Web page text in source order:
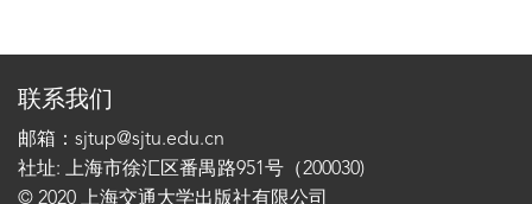
联系我们
邮箱：sjtup@sjtu.edu.cn
社址: 上海市徐汇区番禺路951号（200030)
© 2020 上海交通大学出版社有限公司